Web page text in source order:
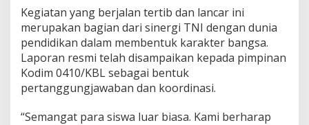
e
d
i
s
i
p
l
i
a
Kegiatan yang berjalan tertib dan lancar ini
merupakan bagian dari sinergi TNI dengan dunia
pendidikan dalam membentuk karakter bangsa.
Laporan resmi telah disampaikan kepada pimpinan
Kodim 0410/KBL sebagai bentuk
pertanggungjawaban dan koordinasi.
“Semangat para siswa luar biasa. Kami berharap